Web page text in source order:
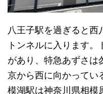
八王子駅を過ぎると西
トンネルに入ります
があり、特急あずさは
京から西に向かってい
模湖駅は神奈川県相模